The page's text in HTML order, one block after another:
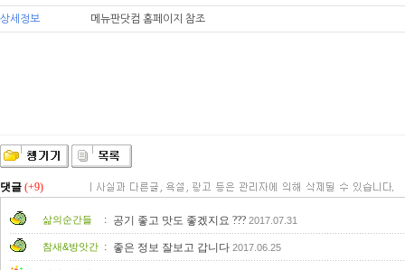
상세정보 메뉴판닷컴 홈페이지 참조
댓글 (+9)
삶의순간들 : 공기 좋고 맛도 좋겠지요 ??? 2017.07.31
참새&방앗간 : 좋은 정보 잘보고 갑니다 2017.06.25